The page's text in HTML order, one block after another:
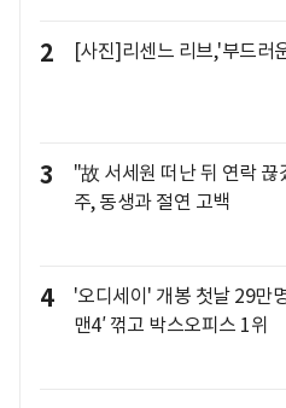
2 [사진]리센느 리브,'부드러
3
"故 서세원 떠난 뒤 연락
주, 동생과 절연 고백
4
'오디세이' 개봉 첫날 29만
맨4′ 꺾고 박스오피스 1위